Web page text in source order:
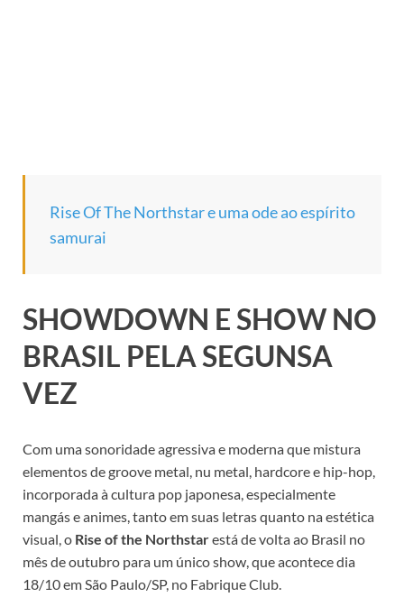
Rise Of The Northstar e uma ode ao espírito
samurai
SHOWDOWN E SHOW NO
BRASIL PELA SEGUNSA
VEZ
Com uma sonoridade agressiva e moderna que mistura
elementos de groove metal, nu metal, hardcore e hip-hop,
incorporada à cultura pop japonesa, especialmente
mangás e animes, tanto em suas letras quanto na estética
visual, o Rise of the Northstarestá de volta ao Brasil no
mês de outubro para um único show, que acontece dia
18/10 em São Paulo/SP, no Fabrique Club.